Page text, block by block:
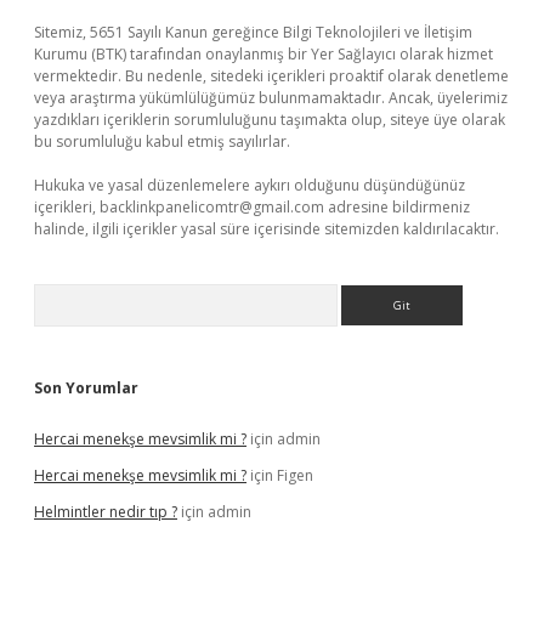
Sitemiz, 5651 Sayılı Kanun gereğince Bilgi Teknolojileri ve İletişim
Kurumu (BTK) tarafından onaylanmış bir Yer Sağlayıcı olarak hizmet
vermektedir. Bu nedenle, sitedeki içerikleri proaktif olarak denetleme
veya araştırma yükümlülüğümüz bulunmamaktadır. Ancak, üyelerimiz
yazdıkları içeriklerin sorumluluğunu taşımakta olup, siteye üye olarak
bu sorumluluğu kabul etmiş sayılırlar.
Hukuka ve yasal düzenlemelere aykırı olduğunu düşündüğünüz
içerikleri, backlinkpanelicomtr@gmail.com adresine bildirmeniz
halinde, ilgili içerikler yasal süre içerisinde sitemizden kaldırılacaktır.
Son Yorumlar
Hercai menekşe mevsimlik mi ? için admin
Hercai menekşe mevsimlik mi ? için Figen
Helmintler nedir tıp ? için admin